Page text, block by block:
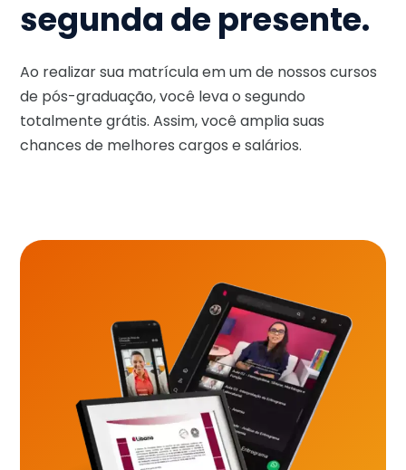
segunda de presente.
Ao realizar sua matrícula em um de nossos cursos
de pós-graduação, você leva o segundo
totalmente grátis. Assim, você amplia suas
chances de melhores cargos e salários.